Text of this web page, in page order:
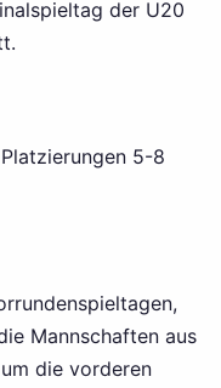
der U20
5-8
Mannschaften aus
die vorderen